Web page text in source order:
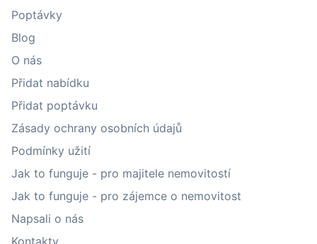
Poptávky
Blog
O nás
Přidat nabídku
Přidat poptávku
Zásady ochrany osobních údajů
Podmínky užití
Jak to funguje - pro majitele nemovitostí
Jak to funguje - pro zájemce o nemovitost
Napsali o nás
Kontakty